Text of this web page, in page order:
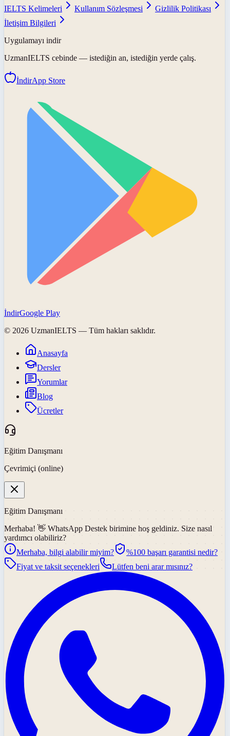
IELTS Kelimeleri
Kullanım Sözleşmesi
Gizlilik Politikası
İletişim Bilgileri
Uygulamayı indir
UzmanIELTS cebinde — istediğin an, istediğin yerde çalış.
İndirApp Store
İndirGoogle Play
© 2026 UzmanIELTS — Tüm hakları saklıdır.
Anasayfa
Dersler
Yorumlar
Blog
Ücretler
Eğitim Danışmanı
Çevrimiçi (online)
Eğitim Danışmanı
Merhaba! 👋 WhatsApp Destek birimine hoş geldiniz. Size nasıl
yardımcı olabiliriz?
Merhaba, bilgi alabilir miyim?
%100 başarı garantisi nedir?
Fiyat ve taksit seçenekleri
Lütfen beni arar mısınız?